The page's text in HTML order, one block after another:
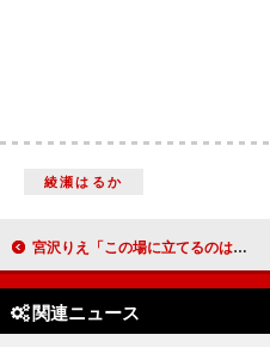
綾瀬はるか
宮沢りえ「この場に立てるのは吉田大八監督のおかげ」 宮沢、富司純子らに「山路ふみ子映画賞」
関連ニュース